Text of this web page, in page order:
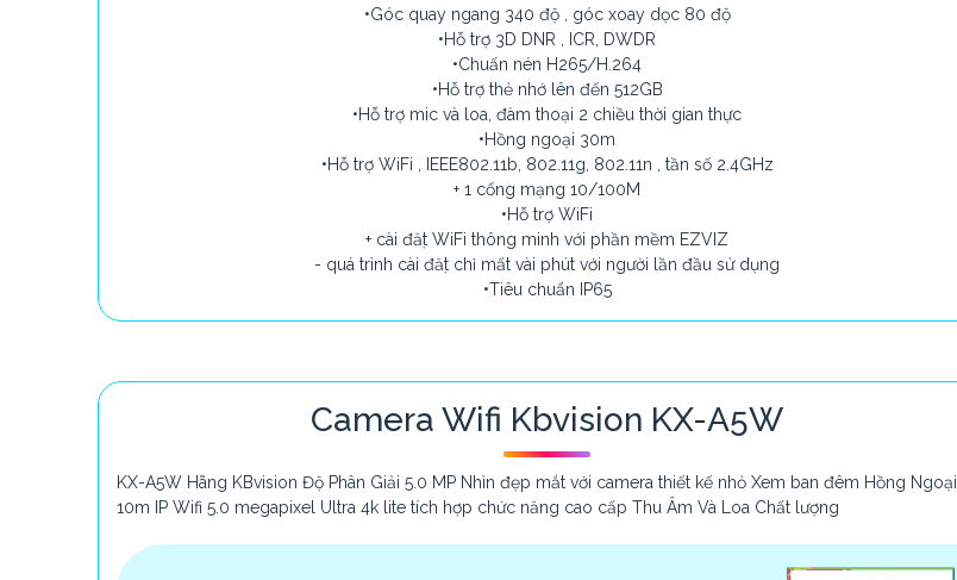
•Góc quay ngang 340 độ , góc xoay dọc 80 độ
•Hỗ trợ 3D DNR , ICR, DWDR
•Chuấn nén H265/H.264
•Hỗ trợ thẻ nhớ lên đến 512GB
•Hỗ trợ mic và loa, đàm thoại 2 chiều thời gian thực
•Hồng ngoại 30m
•Hỗ trợ WiFi , IEEE802.11b, 802.11g, 802.11n , tần số 2.4GHz
+ 1 cổng mạng 10/100M
•Hỗ trợ WiFi
+ cài đặt WiFi thông minh với phần mềm EZVIZ
- quá trình cài đặt chỉ mất vài phút với người lần đầu sử dụng
•Tiêu chuẩn IP65
Camera Wifi Kbvision KX-A5W
KX-A5W Hãng KBvision Độ Phân Giải 5.0 MP Nhìn đẹp mắt với camera thiết kế nhỏ Xem ban đêm Hồng Ngoại
10m IP Wifi 5.0 megapixel Ultra 4k lite tích hợp chức năng cao cấp Thu Âm Và Loa Chất lượng